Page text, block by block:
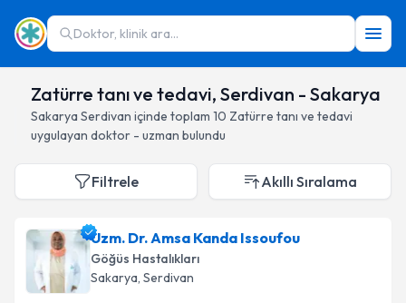
Doktor, klinik ara...
Zatürre tanı ve tedavi, Serdivan - Sakarya
Sakarya Serdivan içinde toplam 10 Zatürre tanı ve tedavi
uygulayan doktor - uzman bulundu
Filtrele Akıllı Sıralama
Uzm. Dr. Amsa Kanda Issoufou
Göğüs Hastalıkları
Sakarya, Serdivan